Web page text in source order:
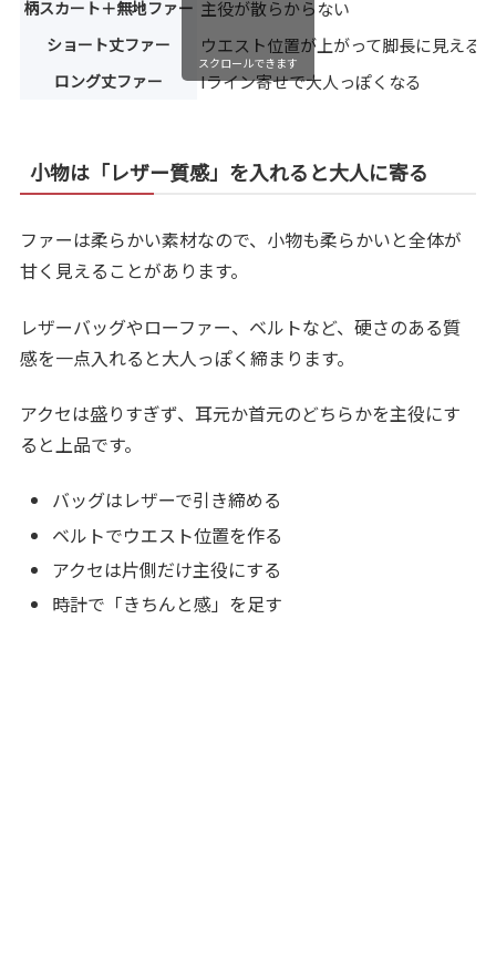
柄スカート＋無地ファー 主役が散らからない
ショート丈ファー ウエスト位置が上がって脚長に見える
ロング丈ファー Iライン寄せで大人っぽくなる
スクロールできます
小物は「レザー質感」を入れると大人に寄る
ファーは柔らかい素材なので、小物も柔らかいと全体が
甘く見えることがあります。
レザーバッグやローファー、ベルトなど、硬さのある質
感を一点入れると大人っぽく締まります。
アクセは盛りすぎず、耳元か首元のどちらかを主役にす
ると上品です。
バッグはレザーで引き締める
ベルトでウエスト位置を作る
アクセは片側だけ主役にする
時計で「きちんと感」を足す